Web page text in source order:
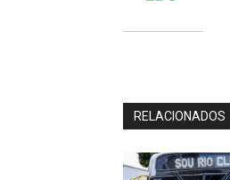
RELACIONADOS